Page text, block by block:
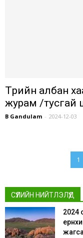
Төрийн албан
журам /тусгай
B Gandulam - 2024-12-03
1
СҮҮЛИЙН НИЙТЛЭЛҮҮД
2024